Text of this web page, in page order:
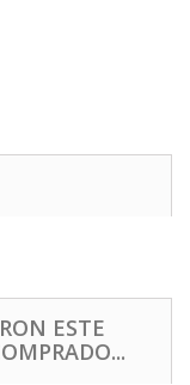
ESTE